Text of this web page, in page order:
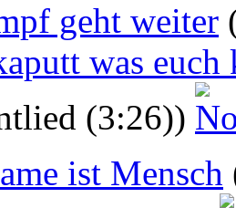
geht weiter
was euch
(3:26))
ist Mensch